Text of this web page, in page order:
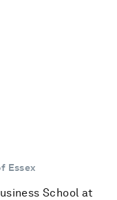
Essex
School at